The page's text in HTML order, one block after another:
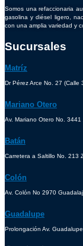
Somos una refaccionaria
gasolina y diésel ligero,
con una amplia variedad y
Sucursales
Matríz
Dr Pérez Arce No. 27 (Calle
Mariano Otero
Av. Mariano Otero No. 3441
Batán
Carretera a Saltillo No. 213
Colón
Av. Colón No 2970
Guadalupe
Prolongación Av.